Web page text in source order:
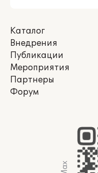
Каталог
Внедрения
Публикации
Мероприятия
Партнеры
Форум